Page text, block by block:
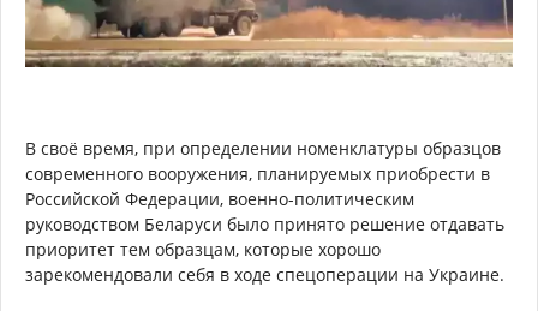
В своё время, при определении номенклатуры образцов
современного вооружения, планируемых приобрести в
Российской Федерации, военно-политическим
руководством Беларуси было принято решение отдавать
приоритет тем образцам, которые хорошо
зарекомендовали себя в ходе спецоперации на Украине.